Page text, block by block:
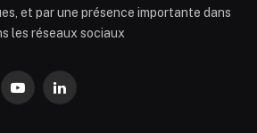
et par une présence importante dans
les réseaux sociaux
YouTubeLinkedIn